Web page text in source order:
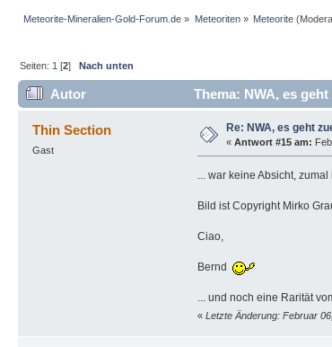
Meteorite-Mineralien-Gold-Forum.de » Meteoriten» Meteorite
Seiten: 1 [2]Nach unten
Autor Thema: NWA, es
Thin Section
Gast
Re: NWA, es geht
« Antwort #15 am:
... war keine Absicht,
Bild ist Copyright Mirko
Ciao,
Bernd
... und noch eine Rarität
« Letzte Änderung: Februar